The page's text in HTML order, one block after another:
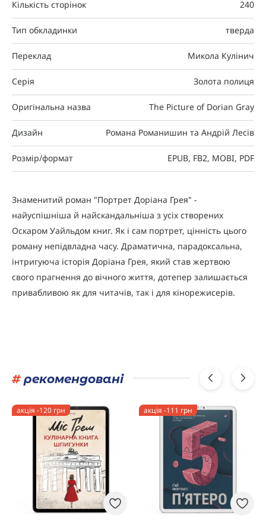
Кількість сторінок 240
Тип обкладинки тверда
Переклад Микола Кулінич
Серія Золота полиця
Оригінальна назва The Picture of Dorian Gray
Дизайн Романа Романишин та Андрій Лесів
Розмір/формат EPUB, FB2, MOBI, PDF
Знаменитий роман "Портрет Доріана Грея" -
найуспішніша й найскандальніша з усіх створених
Оскаром Уайльдом книг. Як і сам портрет, цінність цього
роману непідвладна часу. Драматична, парадоксальна,
інтригуюча історія Доріана Грея, який став жертвою
свого прагнення до вічного життя, дотепер залишається
привабливою як для читачів, так і для кінорежисерів.
#рекомендовані
акція -120 грн акція -111 грн